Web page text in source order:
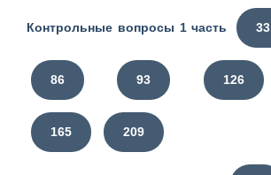
Контрольные вопросы 1 часть 33
86 93 126
165 209